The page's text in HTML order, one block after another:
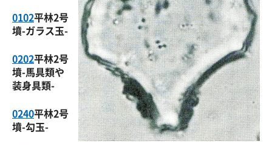
0102平林2号
墳-ガラス玉-
0202平林2号
墳-馬具類や
装身具類-
0240平林2号
墳-勾玉-